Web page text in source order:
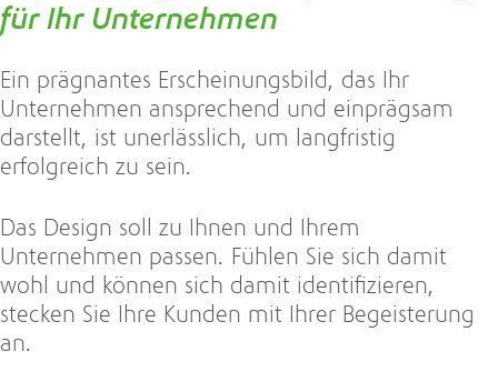
für Ihr Unternehmen
Ein prägnantes Erscheinungsbild, das Ihr
Unternehmen ansprechend und einprägsam
darstellt, ist unerlässlich, um langfristig
erfolgreich zu sein.
Das Design soll zu Ihnen und Ihrem
Unternehmen passen. Fühlen Sie sich damit
wohl und können sich damit identifizieren,
stecken Sie Ihre Kunden mit Ihrer Begeisterung
an.